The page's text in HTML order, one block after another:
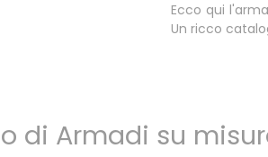
Ecco qui
Un ricco
di Armadi su